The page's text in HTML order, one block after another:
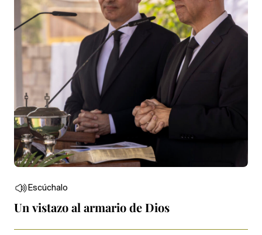
Escúchalo
Un vistazo al armario de Dios